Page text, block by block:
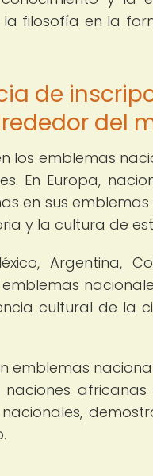
filosofía en la
de
del
los emblemas
En Europa,
en sus
y la cultura de
Argentina,
cultural de la
emblemas